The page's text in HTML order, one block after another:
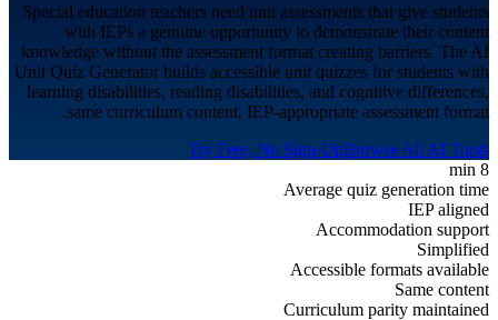
Special education teachers need unit assessments that give students
with IEPs a genuine opportunity to demonstrate their content
knowledge without the assessment format creating barriers. The AI
Unit Quiz Generator builds accessible unit quizzes for students with
learning disabilities, reading disabilities, and cognitive differences,
same curriculum content, IEP-appropriate assessment format.
Try Free, No Sign-UpBrowse All AI Tools
8 min
Average quiz generation time
IEP aligned
Accommodation support
Simplified
Accessible formats available
Same content
Curriculum parity maintained